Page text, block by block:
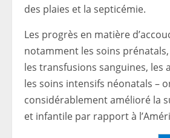
des plaies et la septicémie.
Les progrès en matière
notamment les soins
les transfusions sanguines, les
les soins intensifs néonatals –
considérablement amélioré la
et infantile par rapport à